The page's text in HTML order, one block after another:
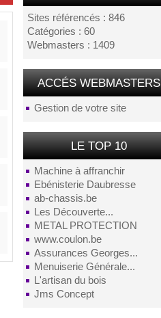
Sites référencés : 846
Catégories : 60
Webmasters : 1409
ACCÉS WEBMASTERS
Gestion de votre site
LE TOP 10
Machine à affranchir
Ebénisterie Daubresse
ab-chassis.be
Les Découverte...
METAL PROTECTION
www.coulon.be
Assurances Georges...
Menuiserie Générale...
L'artisan du bois
Jms Concept